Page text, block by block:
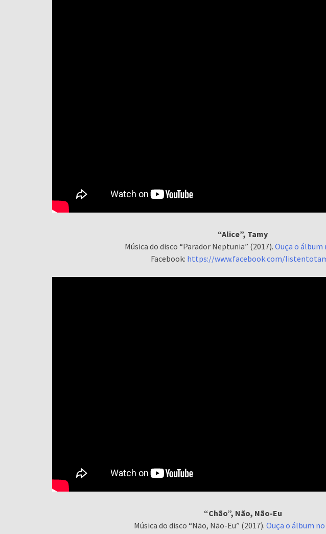
“Alice”, Tamy
Música do disco “Parador Neptunia” (2017).Ouça o
Facebook: https://www.facebook.com/
“Chão”, Não, Não-Eu
Música do disco “Não, Não-Eu” (2017). Ouça o álbum